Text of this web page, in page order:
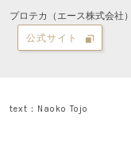
プロテカ（エース株式会社）
公式サイト
text：Naoko Tojo